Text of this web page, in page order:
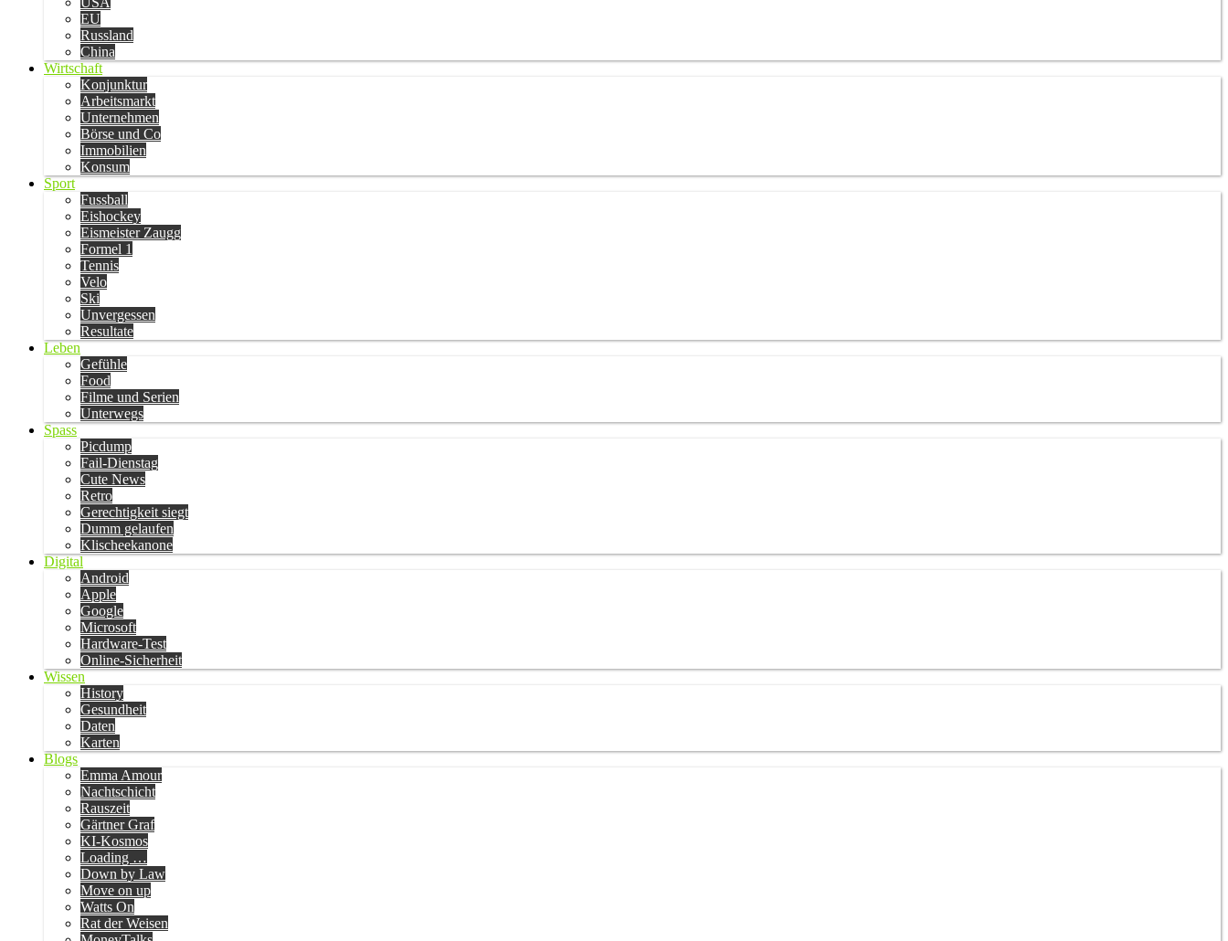
EU
Russland
China
Wirtschaft
Konjunktur
Arbeitsmarkt
Unternehmen
Börse und Co
Immobilien
Konsum
Sport
Fussball
Eishockey
Eismeister Zaugg
Formel 1
Tennis
Velo
Ski
Unvergessen
Resultate
Leben
Gefühle
Food
Filme und Serien
Unterwegs
Spass
Picdump
Fail-Dienstag
Cute News
Retro
Gerechtigkeit siegt
Dumm gelaufen
Klischeekanone
Digital
Android
Apple
Google
Microsoft
Hardware-Test
Online-Sicherheit
Wissen
History
Gesundheit
Daten
Karten
Blogs
Emma Amour
Nachtschicht
Rauszeit
Gärtner Graf
KI-Kosmos
Loading …
Down by Law
Move on up
Watts On
Rat der Weisen